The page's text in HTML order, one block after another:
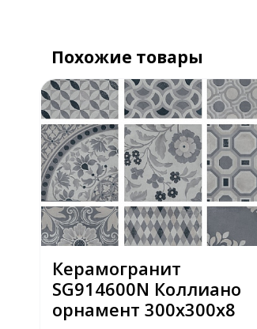
Похожие товары
Керамогранит
SG914600N Коллиано
орнамент 300х300х8